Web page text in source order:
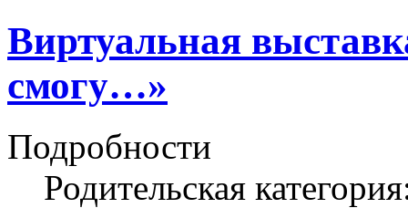
Виртуальная
смогу…»
Подробности
Родительская